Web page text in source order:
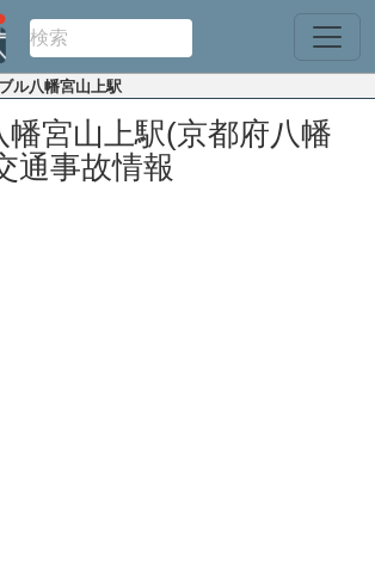
ル八幡宮山上駅
宮山上駅(京都府八幡
通事故情報